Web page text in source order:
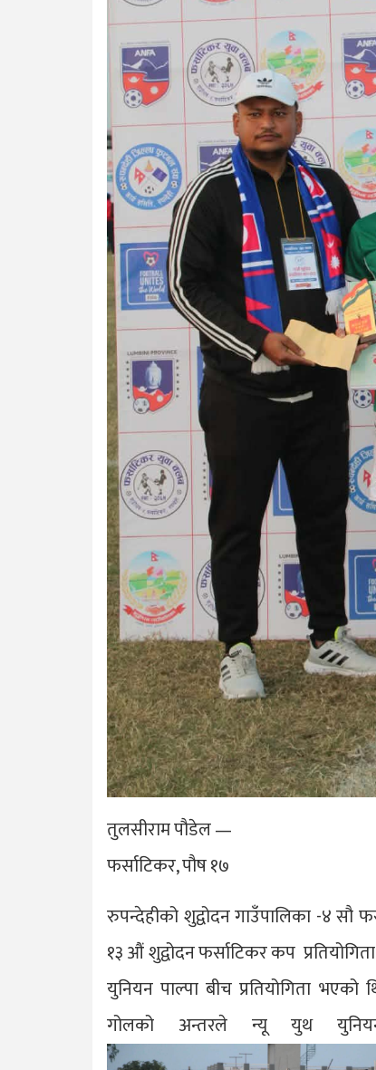
तुलसीराम पौडेल —
फर्साटिकर, पौष १७
रुपन्देहीको शुद्वोदन गाउँपालिका -४ सौ
१३ औं शुद्वोदन फर्साटिकर कप
युनियन पाल्पा बीच प्रतियोगिता भएको
गोलको अन्तरले न्यू युथ